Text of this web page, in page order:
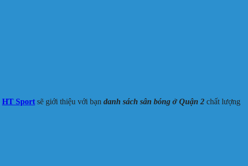
HT Sport sẽ giới thiệu với bạn danh sách sân bóng ở Quận 2 chất lượng